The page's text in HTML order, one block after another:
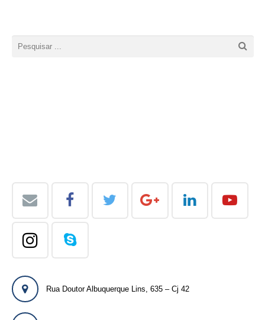
Rua Doutor Albuquerque Lins, 635 – Cj 42